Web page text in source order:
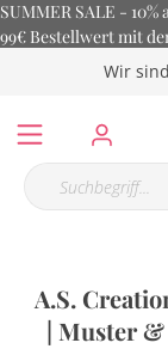
SUMMER SALE -
99€ Bestellwert mit
Wir
A.S.
| Muster &